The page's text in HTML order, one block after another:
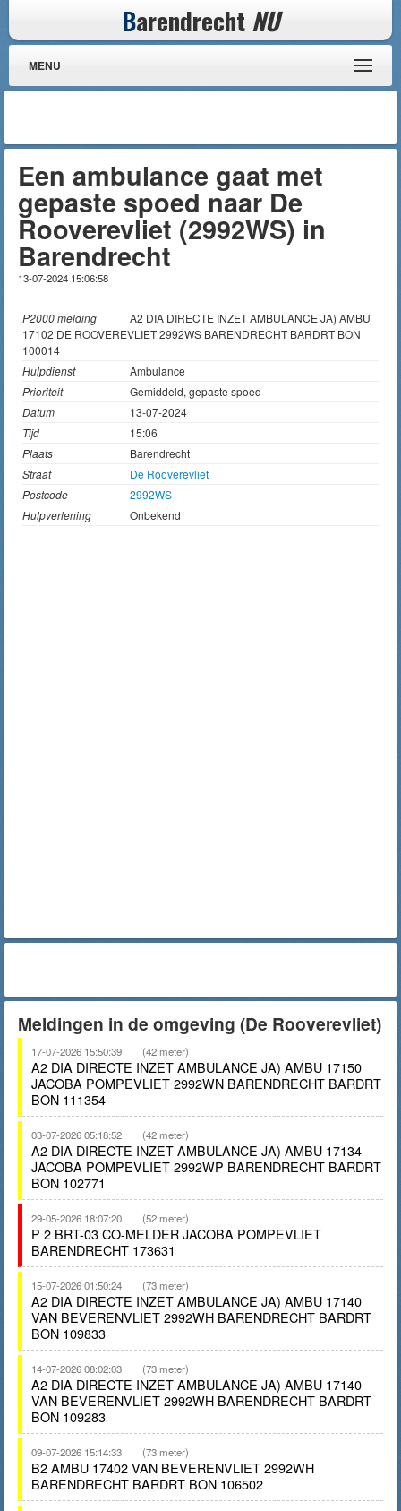
Barendrecht NU
MENU
Een ambulance gaat met
gepaste spoed naar De
Rooverevliet (2992WS) in
Barendrecht
13-07-2024 15:06:58
P2000 melding
A2 DIA DIRECTE INZET AMBULANCE JA) AMBU
17102 DE ROOVEREVLIET 2992WS BARENDRECHT BARDRT BON
100014
Hulpdienst
Ambulance
Prioriteit
Gemiddeld, gepaste spoed
Datum
13-07-2024
Tijd
15:06
Plaats
Barendrecht
Straat
De Rooverevliet
Postcode
2992WS
Hulpverlening
Onbekend
Meldingen in de omgeving (De Rooverevliet)
17-07-2026 15:50:39 (42 meter)
A2 DIA DIRECTE INZET AMBULANCE JA) AMBU 17150
JACOBA POMPEVLIET 2992WN BARENDRECHT BARDRT
BON 111354
03-07-2026 05:18:52 (42 meter)
A2 DIA DIRECTE INZET AMBULANCE JA) AMBU 17134
JACOBA POMPEVLIET 2992WP BARENDRECHT BARDRT
BON 102771
29-05-2026 18:07:20 (52 meter)
P 2 BRT-03 CO-MELDER JACOBA POMPEVLIET
BARENDRECHT 173631
15-07-2026 01:50:24 (73 meter)
A2 DIA DIRECTE INZET AMBULANCE JA) AMBU 17140
VAN BEVERENVLIET 2992WH BARENDRECHT BARDRT
BON 109833
14-07-2026 08:02:03 (73 meter)
A2 DIA DIRECTE INZET AMBULANCE JA) AMBU 17140
VAN BEVERENVLIET 2992WH BARENDRECHT BARDRT
BON 109283
09-07-2026 15:14:33 (73 meter)
B2 AMBU 17402 VAN BEVERENVLIET 2992WH
BARENDRECHT BARDRT BON 106502